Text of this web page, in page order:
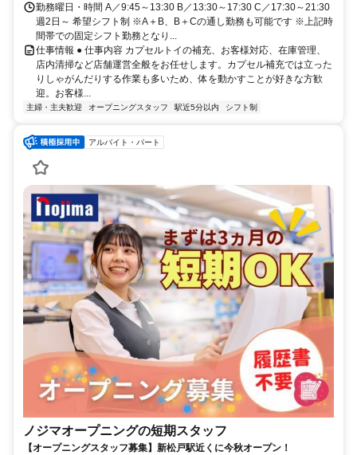
勤務曜日・時間 A／9:45～13:30 B／13:30～17:30 C／17:30～21:30
週2日～ 希望シフト制 ※A＋B、B＋Cの通し勤務も可能です ※上記時
間帯での固定シフト勤務となり...
仕事情報 ● 仕事内容 カプセルトイの補充、お客様対応、在庫管理、
店内清掃など店舗運営全般をお任せします。カプセル補充では立った
りしゃがんだりする作業も多いため、体を動かすことが好きな方歓
迎。お客様...
主婦・主夫歓迎 オープニングスタッフ 駅近5分以内 シフト制
アルバイト・パート
ノジマオープニングの短期スタッフ
【オープニングスタッフ募集】新松戸駅近くに今秋オープン！